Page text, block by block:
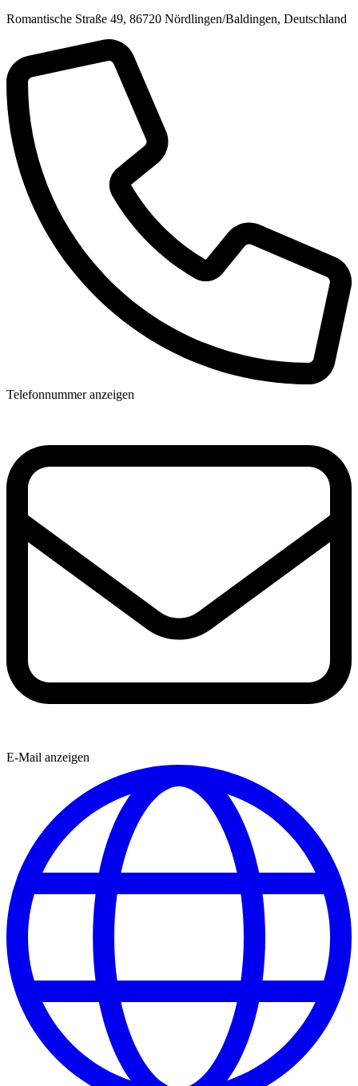
Romantische Straße 49, 86720 Nördlingen/Baldingen, Deutschland
Telefonnummer anzeigen
E-Mail anzeigen